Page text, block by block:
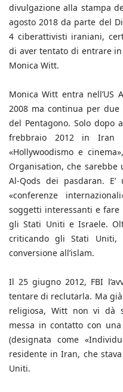
divulgazione alla stampa
agosto 2018 da parte del
4 ciberattivisti iraniani,
di aver tentato di entrare
Monica Witt.
Monica Witt entra nell’US
2008 ma continua per
del Pentagono. Solo dopo
frebbraio 2012 in Iran
«Hollywoodismo e
Organisation, che
Al-Qods dei pasdaran.
«conferenze
soggetti interessanti e
gli Stati Uniti e Israele.
criticando gli Stati Uniti,
conversione all’islam.
Il 25 giugno 2012, FBI
tentare di reclutarla. Ma
religiosa, Witt non vi dà
messa in contatto con
(designata come
residente in Iran, che
Uniti.